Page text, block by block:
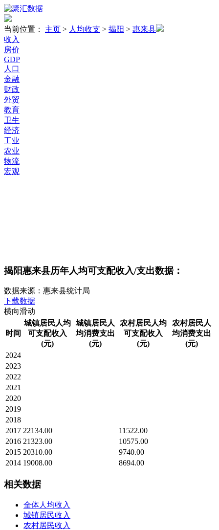
当前位置： 主页 > 人均收支 > 揭阳 > 惠来县
收入
房价
GDP
人口
金融
财政
外贸
教育
卫生
经济
工业
农业
物流
宏观
揭阳惠来县历年人均可支配收入/支出数据：
数据来源：惠来县统计局
下载数据
横向滑动
时间
城镇居民人均
可支配收入
(元)
城镇居民人
均消费支出
(元)
农村居民人均
可支配收入
(元)
农村居民人
均消费支出
(元)
2024
2023
2022
2021
2020
2019
2018
2017 22134.00
11522.00
2016 21323.00
10575.00
2015 20310.00
9740.00
2014 19008.00 8694.00
相关数据
全体人均收入
城镇居民收入
农村居民收入